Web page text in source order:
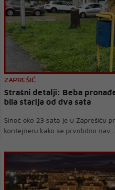
ZAPREŠIĆ
Strašni detalji: Beba
bila starija od dva sata
Sinoć oko 23 sata je u Zaprešiću
kontejneru kako se prvobitno nav...